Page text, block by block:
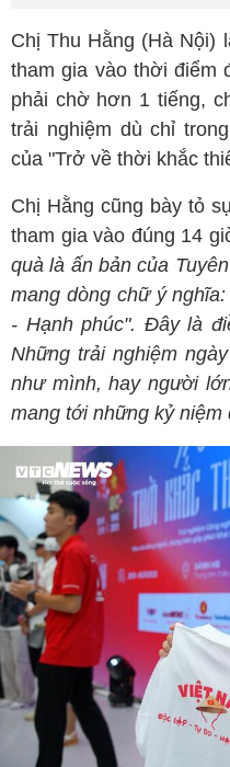
Chị Thu Hằng (Hà Nội)
tham gia vào thời điểm
phải chờ hơn 1 tiếng,
trải nghiệm dù chỉ
của "Trở về thời khắc
Chị Hằng cũng bày tỏ
tham gia vào đúng 14
quà là ấn bản của
mang dòng chữ ý
- Hạnh phúc". Đây là
Những trải nghiệm
như mình, hay người
mang tới những kỷ niệm